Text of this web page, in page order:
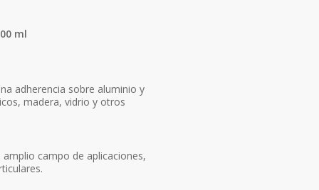
ml
adherencia sobre aluminio y
madera, vidrio y otros
campo de aplicaciones,